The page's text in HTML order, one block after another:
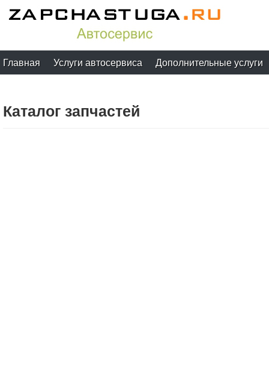
Главная Услуги автосервиса Дополнительные услуги
Каталог запчастей